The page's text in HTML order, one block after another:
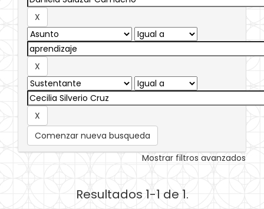
Comenzar nueva busqueda
Mostrar filtros avanzados
Resultados 1-1 de 1.